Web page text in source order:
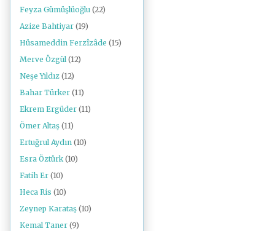
Feyza Gümüşlüoğlu (22)
Azize Bahtiyar (19)
Hüsameddin Ferzîzâde (15)
Merve Özgül (12)
Neşe Yıldız (12)
Bahar Türker (11)
Ekrem Ergüder (11)
Ömer Altaş (11)
Ertuğrul Aydın (10)
Esra Öztürk (10)
Fatih Er (10)
Heca Ris (10)
Zeynep Karataş (10)
Kemal Taner (9)